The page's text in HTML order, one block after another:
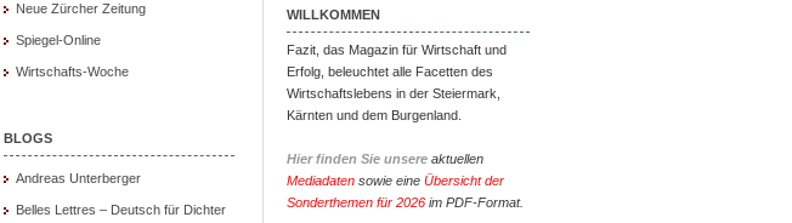
Neue Zürcher Zeitung
Spiegel-Online
Wirtschafts-Woche
BLOGS
Andreas Unterberger
Belles Lettres – Deutsch für Dichter
WILLKOMMEN
Fazit, das Magazin für Wirtschaft und
Erfolg, beleuchtet alle Facetten des
Wirtschaftslebens in der Steiermark,
Kärnten und dem Burgenland.
Hier finden Sie unsere aktuellen
Mediadaten sowie eine Übersicht der
Sonderthemen für 2026 im PDF-Format.